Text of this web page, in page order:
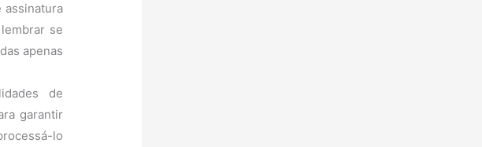
assinatura
se
apenas
de
garantir
lo